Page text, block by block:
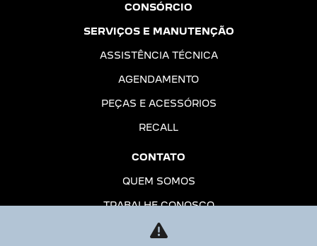
CONSÓRCIO
SERVIÇOS E MANUTENÇÃO
ASSISTÊNCIA TÉCNICA
AGENDAMENTO
PEÇAS E ACESSÓRIOS
RECALL
CONTATO
QUEM SOMOS
TRABALHE CONOSCO
POLÍTICA DE PRIVACIDADE